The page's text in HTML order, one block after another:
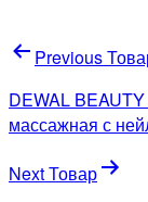
Навигация
по
записям
Previous
DEWAL
массажная с
Next Товар